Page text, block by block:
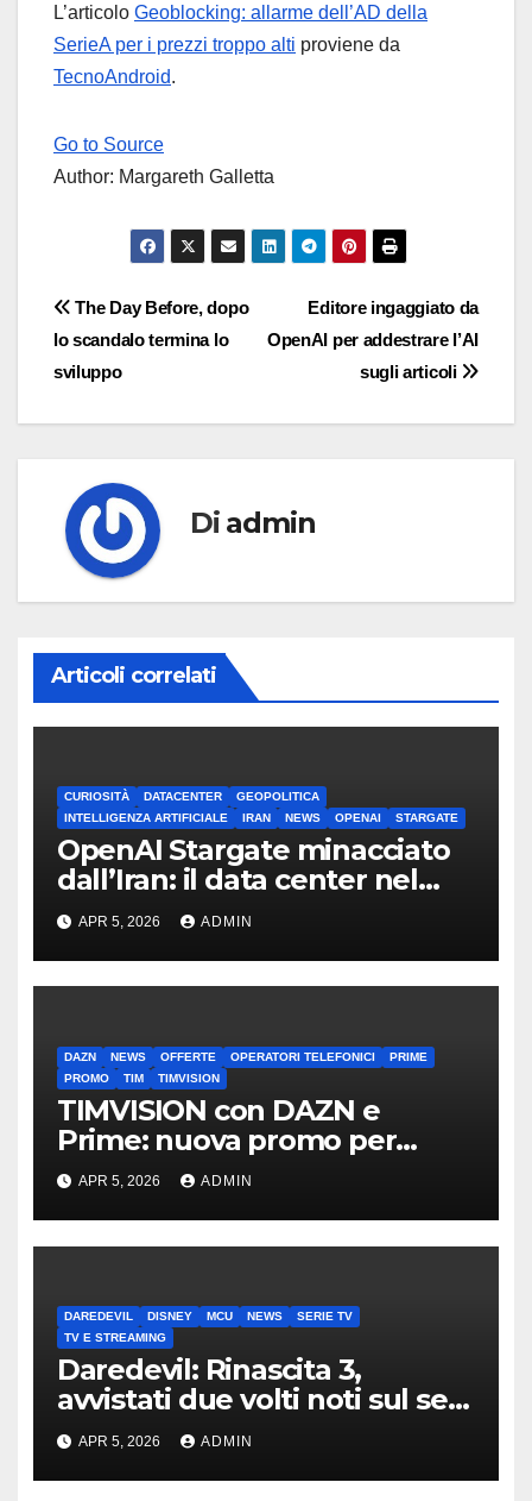
L’articolo Geoblocking: allarme dell’AD della
SerieA per i prezzi troppo alti proviene da
TecnoAndroid.
Go to Source
Author: Margareth Galletta
Navigazione
articoli
Editore ingaggiato da
OpenAI per addestrare l’AI
sugli articoli
The Day Before, dopo
lo scandalo termina lo
sviluppo
Di admin
Articoli correlati
CURIOSITÀ DATACENTER
GEOPOLITICA
INTELLIGENZA ARTIFICIALE
IRAN NEWS OPENAI STARGATE
OpenAI Stargate minacciato
dall’Iran: il data center nel
mirino
APR 5, 2026 ADMIN
DAZN NEWS OFFERTE OPERATORI TELEFONICI
PRIME
PROMO
TIM TIMVISION
TIMVISION con DAZN e
Prime: nuova promo per
clienti TIM
APR 5, 2026 ADMIN
DAREDEVIL DISNEY MCU NEWS
SERIE TV
TV E STREAMING
Daredevil: Rinascita 3,
avvistati due volti noti sul set
di New York
APR 5, 2026 ADMIN